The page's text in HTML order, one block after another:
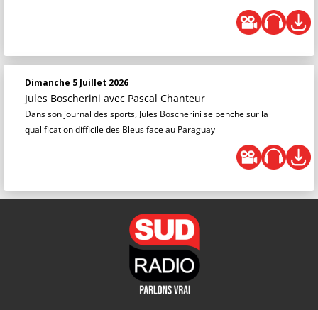
Dimanche 5 Juillet 2026
Jules Boscherini avec Pascal Chanteur
Dans son journal des sports, Jules Boscherini se penche sur la
qualification difficile des Bleus face au Paraguay